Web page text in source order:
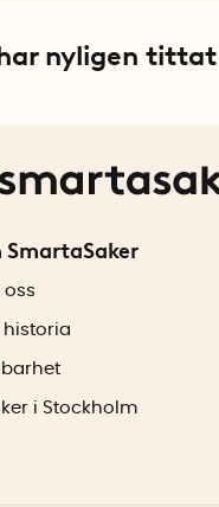
nyligen
SmartaSaker
oss
historia
i Stockholm